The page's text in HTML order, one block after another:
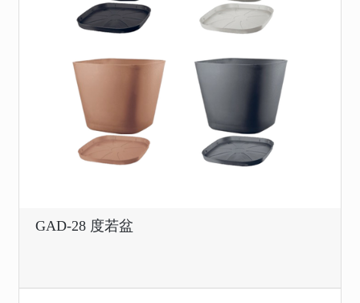
GAD-28 度若盆